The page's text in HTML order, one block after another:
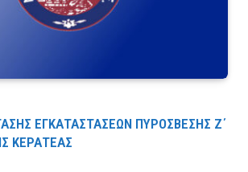
ΕΓΚΑΤΑΣΤΑΣΕΩΝ ΠΥΡΟΣΒΕΣΗΣ Ζ΄
ΚΕΡΑΤΕΑΣ